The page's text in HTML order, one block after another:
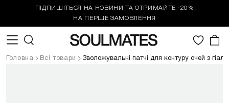
ПІДПИШІТЬСЯ НА НОВИНИ ТА ОТРИМАЙТЕ -20%
НА ПЕРШЕ ЗАМОВЛЕННЯ
Головна Всі товари Зволожувальні патчі для контуру очей з